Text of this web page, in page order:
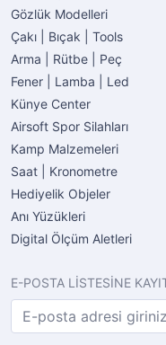
Gözlük Modelleri
Çakı | Bıçak | Tools
Arma | Rütbe | Peç
Fener | Lamba | Led
Künye Center
Airsoft Spor Silahları
Kamp Malzemeleri
Saat | Kronometre
Hediyelik Objeler
Anı Yüzükleri
Digital Ölçüm Aletleri
E-POSTA LİSTESİNE